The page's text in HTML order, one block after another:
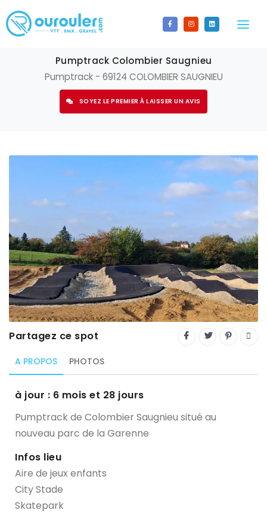
LES SPOTS
Tous les spots
Espace ludique
Pumptrack
Trial
XC Rando - VTTAE
XCO
Constructeurs-Shapers
Derniers commentaires
CALENDRIER
CONTACT
S'INSCRIRE
AJOUTER UN SPOT
CONNECTEZ-VOUS
Pumptrack Colombier Saugnieu
Pumptrack - 69124 COLOMBIER SAUGNIEU
SOYEZ LE PREMIER À LAISSER UN AVIS
Partagez ce spot
A PROPOS PHOTOS
à jour : 6 mois et 28 jours
Pumptrack de Colombier Saugnieu situé au
nouveau parc de la Garenne
Infos lieu
Aire de jeux enfants
City Stade
Skatepark